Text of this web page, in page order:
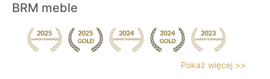
BRM meble
Pokaż więcej >>